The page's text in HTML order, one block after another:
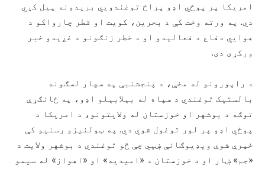
امریکا پر پوځي اډو پراخ توغندويي بریدونه پیل کړي
دي. په ورته وخت کې د بحرین، کویت او قطر چارواکو د
هوايي دفاع د فعالېدو او د خطر زنګونو د غږېدو خبر
ورکړی دی.
د راپورونو له مخې، د پنجشنبې په سهار لسګونه
بالستیک توغندي د سپاه له بېلابېلو اډو، په ځانګړې
توګه د بوشهر او خوزستان له ولایتونو، د امریکا د
پوځي اډو پر لور توغول شوي دي. په ټولنیزو رسنیو کې
خپرې شوې ویډیوګانې ښيي چې څو توغندي د بوشهر ولایت د
«جم» ښار او د خوزستان د «امیدیه» او «اهواز» له سیمو